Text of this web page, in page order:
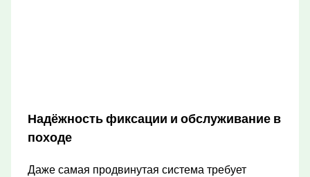
Надёжность фиксации и обслуживание в
походе
Даже самая продвинутая система требует